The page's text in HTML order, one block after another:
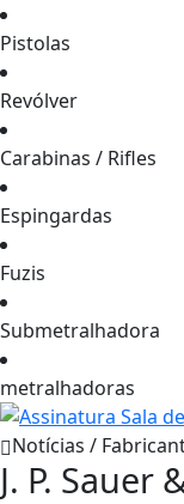
Pistolas
Revólver
Carabinas / Rifles
Espingardas
Fuzis
Submetralhadora
metralhadoras
Notícias /
J. P. Sauer